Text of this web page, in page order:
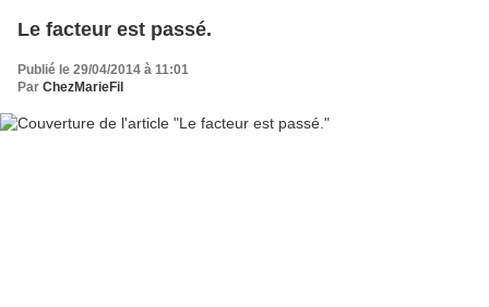
Le facteur est passé.
Publié le 29/04/2014 à 11:01
Par ChezMarieFil